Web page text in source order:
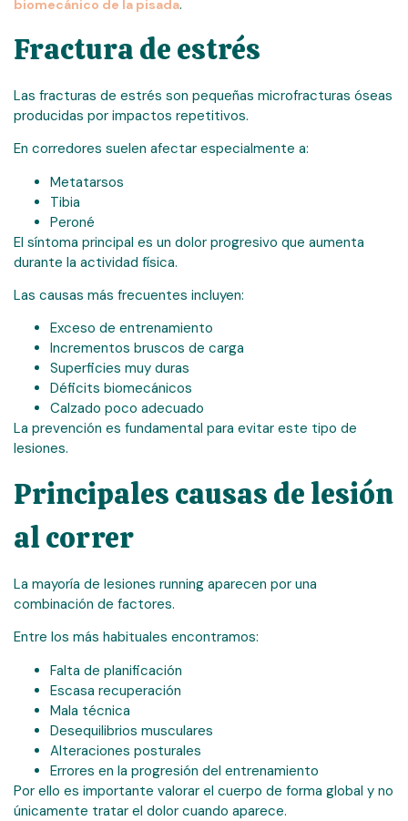
biomecánico de la pisada.
Fractura de estrés
Las fracturas de estrés son pequeñas microfracturas óseas
producidas por impactos repetitivos.
En corredores suelen afectar especialmente a:
Metatarsos
Tibia
Peroné
El síntoma principal es un dolor progresivo que aumenta
durante la actividad física.
Las causas más frecuentes incluyen:
Exceso de entrenamiento
Incrementos bruscos de carga
Superficies muy duras
Déficits biomecánicos
Calzado poco adecuado
La prevención es fundamental para evitar este tipo de
lesiones.
Principales causas de lesión
al correr
La mayoría de lesiones running aparecen por una
combinación de factores.
Entre los más habituales encontramos:
Falta de planificación
Escasa recuperación
Mala técnica
Desequilibrios musculares
Alteraciones posturales
Errores en la progresión del entrenamiento
Por ello es importante valorar el cuerpo de forma global y no
únicamente tratar el dolor cuando aparece.